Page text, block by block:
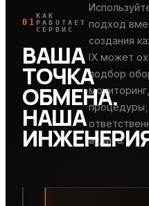
01
КАК
РАБОТАЕТ
СЕРВИС
ВАША
ТОЧКА
ОБМЕНА.
НАША
подход
создания
IX может
подбор
процедуры;
аудита.